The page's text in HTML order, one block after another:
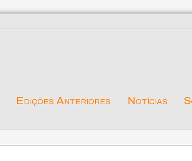
Edições Anteriores Notícias